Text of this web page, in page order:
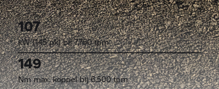
107
kW (145 pk) bij 7.750 tpm
149
Nm max. koppel bij 6.500 tpm